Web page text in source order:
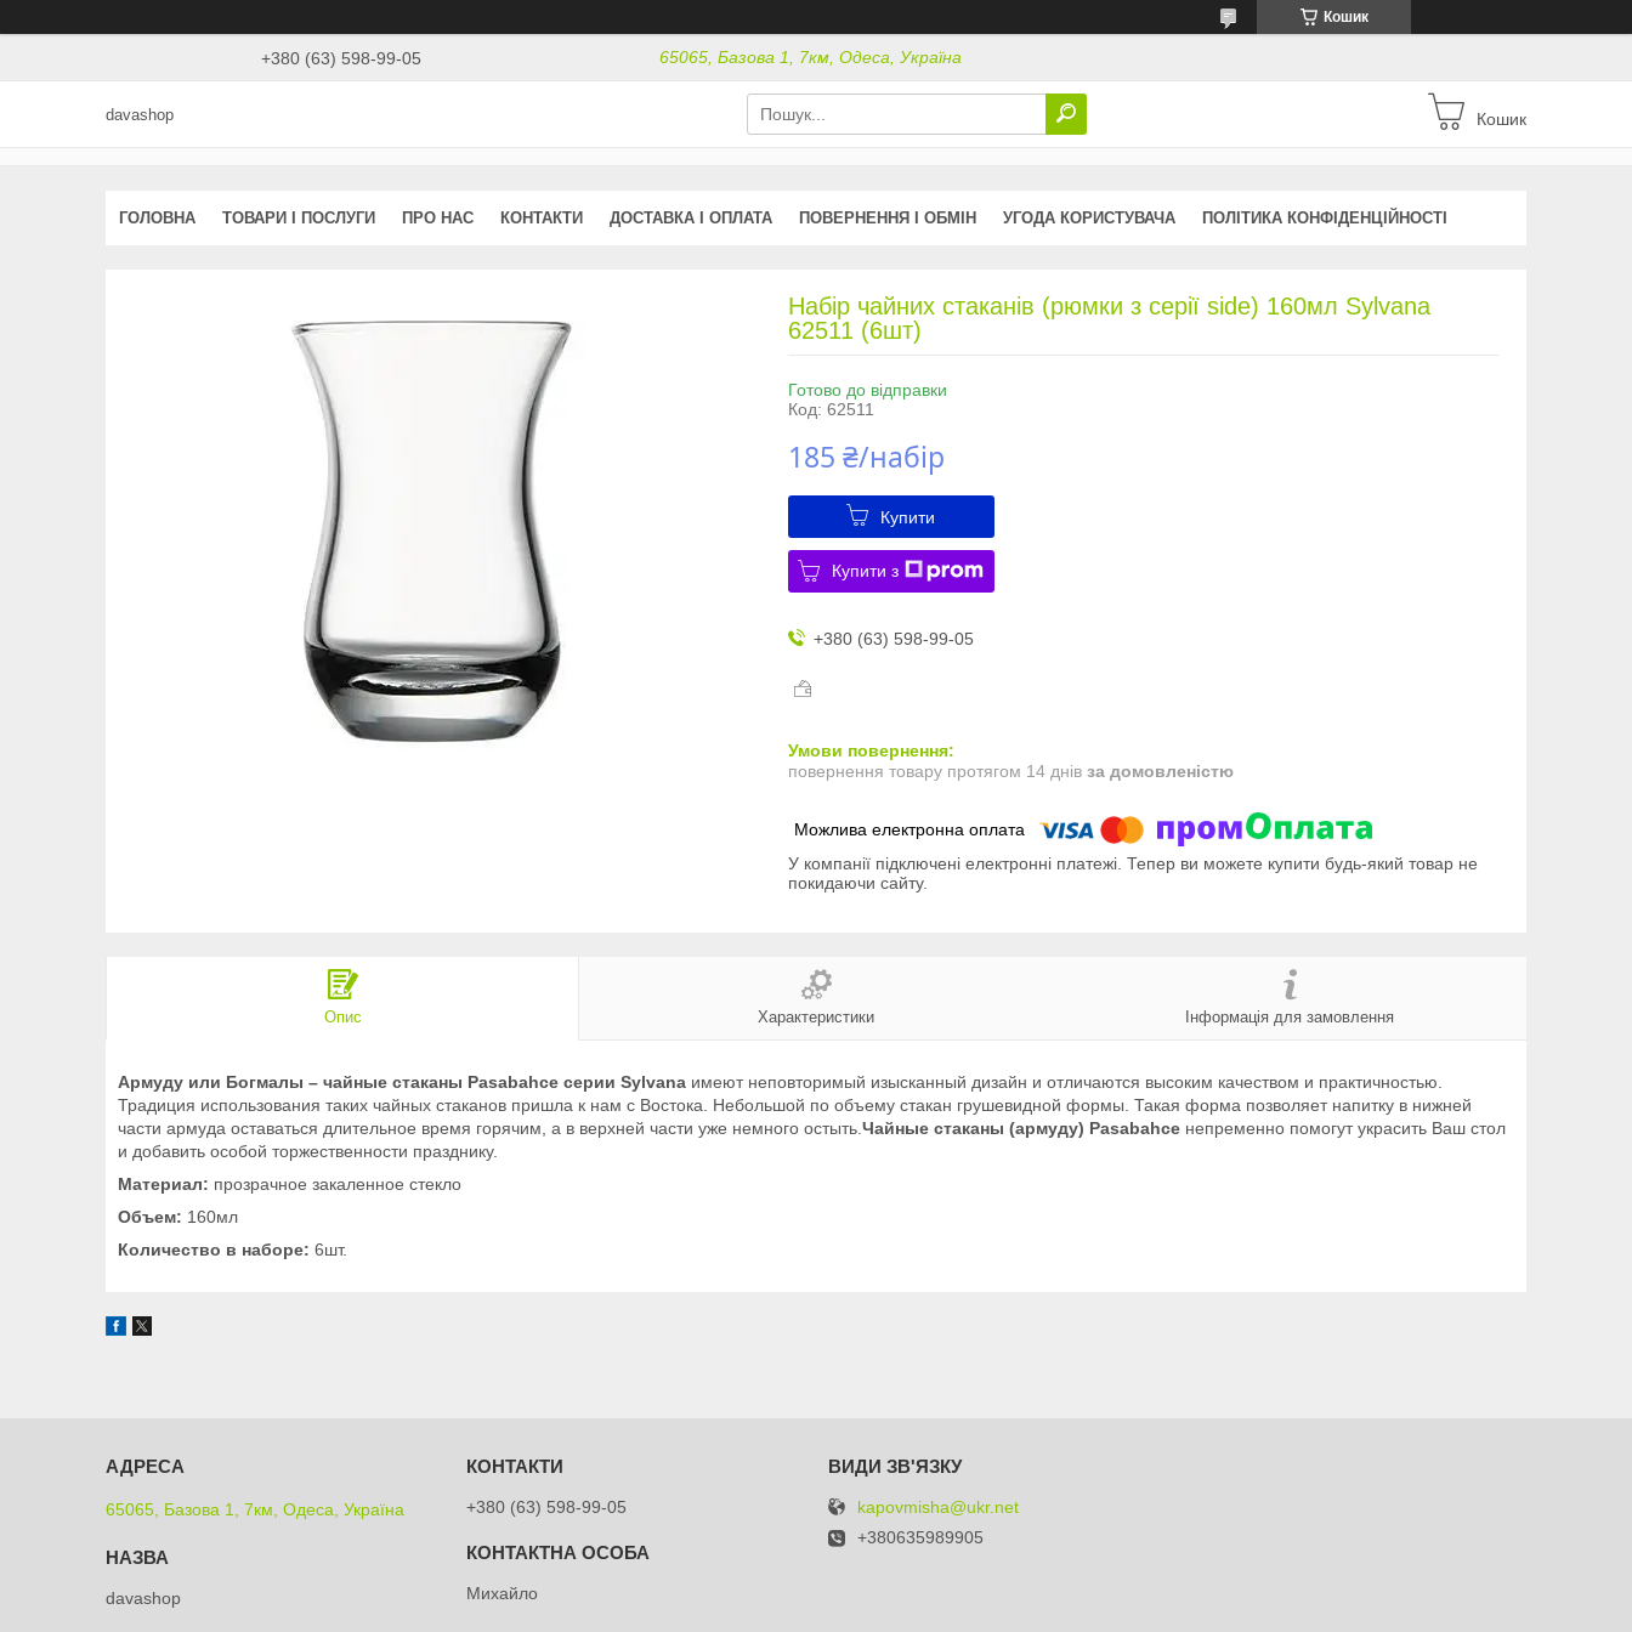
Кошик
+380 (63) 598-99-05 65065, Базова 1, 7км, Одеса, Україна
davashop Кошик
ГОЛОВНА ТОВАРИ І ПОСЛУГИ ПРО НАС КОНТАКТИ ДОСТАВКА І ОПЛАТА ПОВЕРНЕННЯ І ОБМІН УГОДА КОРИСТУВАЧА ПОЛІТИКА КОНФІДЕНЦІЙНОСТІ
Набір чайних стаканів (рюмки з серії side) 160мл Sylvana
62511 (6шт)
Готово до відправки
Код: 62511
185 ₴/набір
Купити
Купити з
+380 (63) 598-99-05
повернення товару протягом 14 днів за домовленістю
У компанії підключені електронні платежі. Тепер ви можете купити будь-який товар не
покидаючи сайту.
Опис Характеристики Інформація для замовлення
Армуду или Богмалы – чайные стаканы Pasabahce серии Sylvana имеют неповторимый изысканный дизайн и отличаются высоким качеством и практичностью.
Традиция использования таких чайных стаканов пришла к нам с Востока. Небольшой по объему стакан грушевидной формы. Такая форма позволяет напитку в нижней
части армуда оставаться длительное время горячим, а в верхней части уже немного остыть. Чайные стаканы (армуду) Pasabahce непременно помогут украсить Ваш стол
и добавить особой торжественности празднику.
Материал: прозрачное закаленное стекло
Объем: 160мл
Количество в наборе: 6шт.
65065, Базова 1, 7км, Одеса, Україна
davashop
+380 (63) 598-99-05
Михайло
kapovmisha@ukr.net
+380635989905